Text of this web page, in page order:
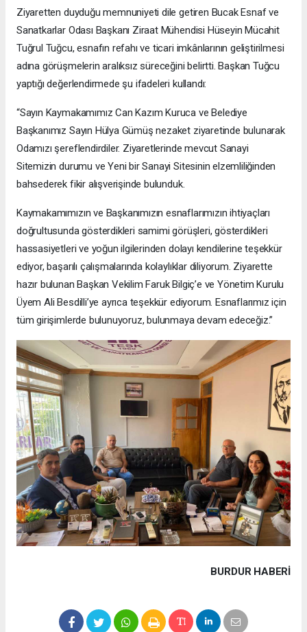
Ziyaretten duyduğu memnuniyeti dile getiren Bucak Esnaf ve
Sanatkarlar Odası Başkanı Ziraat Mühendisi Hüseyin Mücahit
Tuğrul Tuğcu, esnafın refahı ve ticari imkânlarının geliştirilmesi
adına görüşmelerin aralıksız süreceğini belirtti. Başkan Tuğcu
yaptığı değerlendirmede şu ifadeleri kullandı:
“Sayın Kaymakamımız Can Kazım Kuruca ve Belediye
Başkanımız Sayın Hülya Gümüş nezaket ziyaretinde bulunarak
Odamızı şereflendirdiler. Ziyaretlerinde mevcut Sanayi
Sitemizin durumu ve Yeni bir Sanayi Sitesinin elzemliliğinden
bahsederek fikir alışverişinde bulunduk.
Kaymakamımızın ve Başkanımızın esnaflarımızın ihtiyaçları
doğrultusunda gösterdikleri samimi görüşleri, gösterdikleri
hassasiyetleri ve yoğun ilgilerinden dolayı kendilerine teşekkür
ediyor, başarılı çalışmalarında kolaylıklar diliyorum. Ziyarette
hazır bulunan Başkan Vekilim Faruk Bilgiç’e ve Yönetim Kurulu
Üyem Ali Besdilli’ye ayrıca teşekkür ediyorum. Esnaflarımız için
tüm girişimlerde bulunuyoruz, bulunmaya devam edeceğiz.”
BURDUR HABERİ